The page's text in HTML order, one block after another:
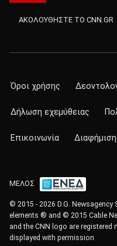
ΑΚΟΛΟΥΘΗΣΤΕ ΤΟ CNN.GR
Όροι χρήσης
Δήλωση εχεμύθειας
Επικοινωνία Διαφήμιση
ΜΕΛΟΣ
© 2015 - 2026 D.G.
elements ® and © 2015 Cable
and the CNN logo are registered
displayed with permission